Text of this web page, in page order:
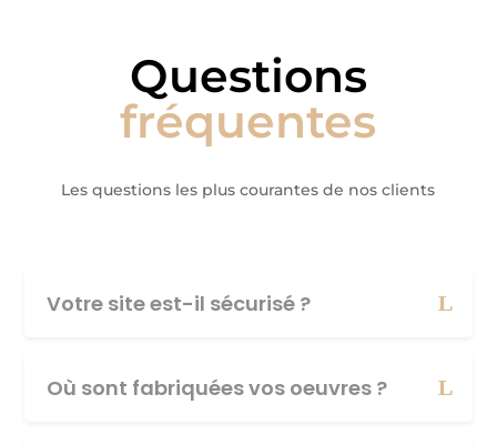
Questions
fréquentes
Les questions les plus courantes de nos clients
Votre site est-il sécurisé ?
Où sont fabriquées vos oeuvres ?